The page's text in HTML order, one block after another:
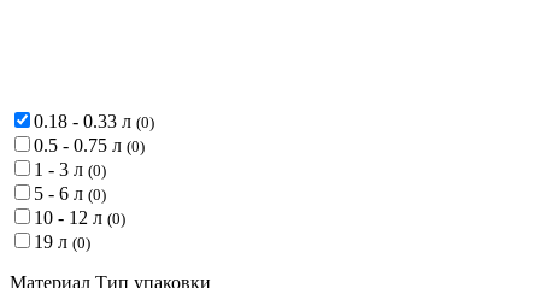
0.18 - 0.33 л (0)
0.5 - 0.75 л (0)
1 - 3 л (0)
5 - 6 л (0)
10 - 12 л (0)
19 л (0)
Материал Тип упаковки